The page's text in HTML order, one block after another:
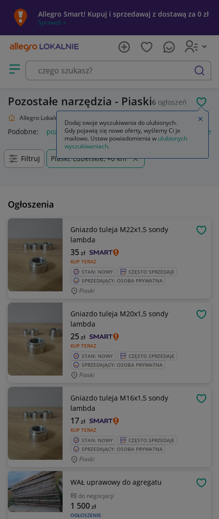
Allegro Smart! Kupuj i sprzedawaj z dostawą za 0 zł
Sprawdź »
Otwórz menu z kategoriami
szukaj
Pozostałe narzędzia - Piaski6 ogłoszeń
Allegro Lokalnie
Podobne: pozostałe łóżka pozostałe pozostałe miasta i
Filtruj Piaski, Lubelskie, +0 km
Ogłoszenia
Gniazdo tuleja M22x1,5 sondy
lambda
KUP TERAZ
35zł
STAN: NOWY
CZĘSTO SPRZEDAJE
SPRZEDAJĄCY: OSOBA PRYWATNA
Piaski
Gniazdo tuleja M20x1,5 sondy
lambda
KUP TERAZ
25zł
STAN: NOWY
CZĘSTO SPRZEDAJE
SPRZEDAJĄCY: OSOBA PRYWATNA
Piaski
Gniazdo tuleja M16x1,5 sondy
lambda
KUP TERAZ
17zł
STAN: NOWY
CZĘSTO SPRZEDAJE
SPRZEDAJĄCY: OSOBA PRYWATNA
Piaski
WAŁ uprawowy do agregatu
do negocjacji
OGŁOSZENIE
1 500zł
Dodaj swoje wyszukiwania do ulubionych.
Gdy pojawią się nowe oferty, wyślemy Ci je
mailowo. Ustaw powiadomienia w ulubionych
wyszukiwaniach.